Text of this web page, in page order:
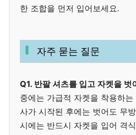
한 조합을 먼저 입어보세요.
자주 묻는 질문
Q1. 반팔 셔츠를 입고 자켓을 벗
중에는 가급적 자켓을 착용하
사가 시작된 후에는 벗어도 무
시에는 반드시 자켓을 입어 격